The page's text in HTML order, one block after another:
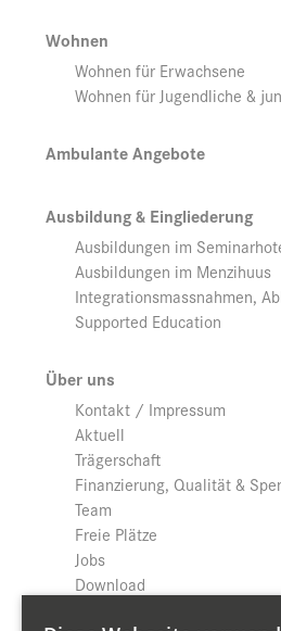
Wohnen
Wohnen für Erwachsene
Wohnen für Jugendliche &
Ambulante Angebote
Ausbildung & Eingliederung
Ausbildungen im
Ausbildungen im Menzihuus
Integrationsmassnahmen,
Supported Education
Über uns
Kontakt / Impressum
Aktuell
Trägerschaft
Finanzierung, Qualität &
Team
Freie Plätze
Jobs
Download